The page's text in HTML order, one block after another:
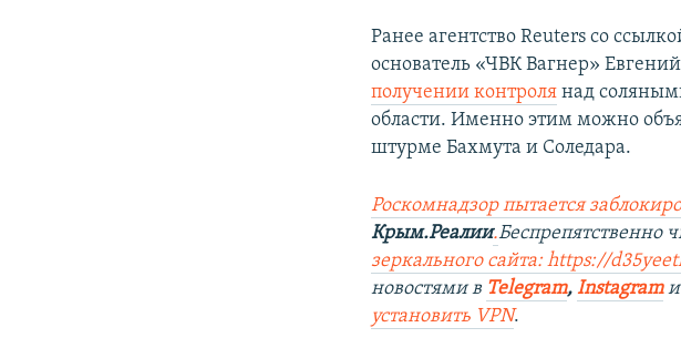
Ранее агентство Reuters со
основатель «ЧВК Вагнер»
получении контроля над
области. Именно этим можно
штурме Бахмута и Соледара.
Роскомнадзор пытается
Крым.Реалии.
зеркального сайта: https://
новостями в Telegram,Instagramи
установить VPN.